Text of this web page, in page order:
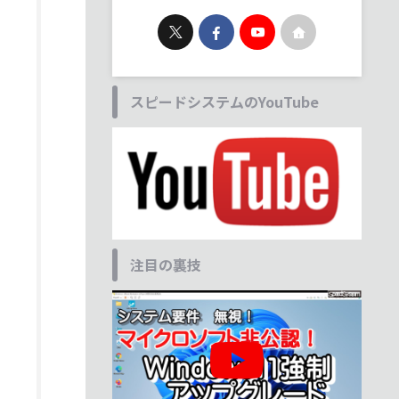
スピードシステムのYouTube
注目の裏技